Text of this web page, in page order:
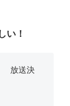
い！
放送決